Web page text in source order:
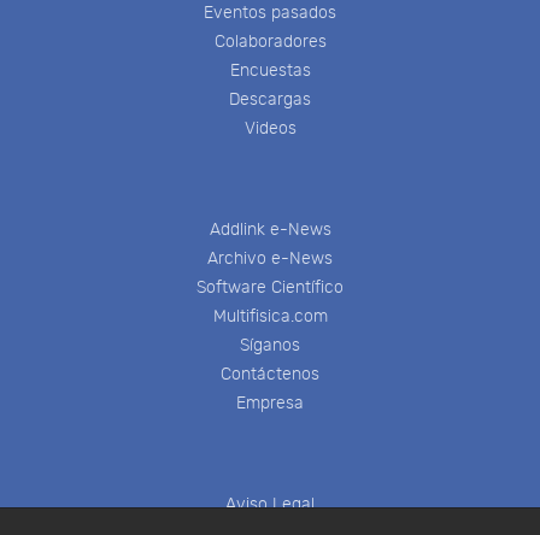
Eventos pasados
Colaboradores
Encuestas
Descargas
Videos
Addlink e-News
Archivo e-News
Software Científico
Multifisica.com
Síganos
Contáctenos
Empresa
Aviso Legal